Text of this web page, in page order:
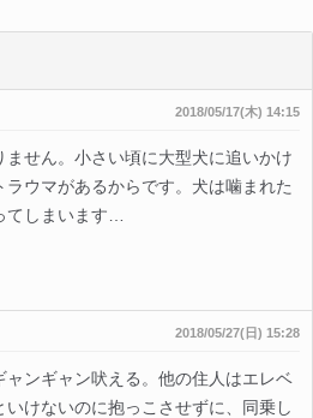
2018/05/17(木) 14:15
せん。小さい頃に大型犬に追いかけ
ウマがあるからです。犬は噛まれた
てしまいます…
2018/05/27(日) 15:28
ャンギャン吠える。他の住人はエレベ
けないのに抱っこさせずに、同乗し